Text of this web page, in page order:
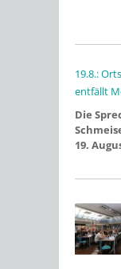
19.8.:
entfällt
Die
19.